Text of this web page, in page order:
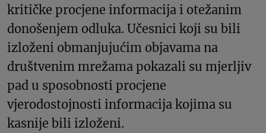
kritičke procjene informacija i otežanim
donošenjem odluka. Učesnici koji su bili
izloženi obmanjujućim objavama na
društvenim mrežama pokazali su mjerljiv
pad u sposobnosti procjene
vjerodostojnosti informacija kojima su
kasnije bili izloženi.